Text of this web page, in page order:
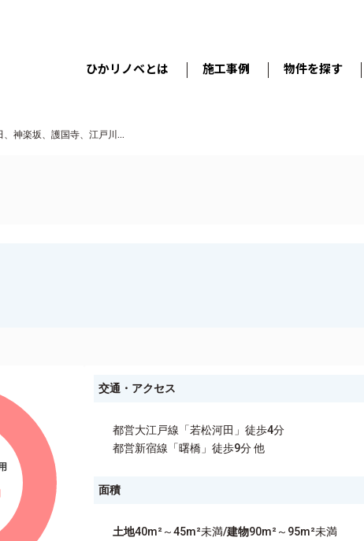
ひかリノベとは 施工事例 物件を探す
、神楽坂、護国寺、江戸川...
交通・アクセス
都営大江戸線「若松河田」徒歩4分
都営新宿線「曙橋」徒歩9分 他
面積
土地40m²～45m²未満/建物90m²～95m²未満